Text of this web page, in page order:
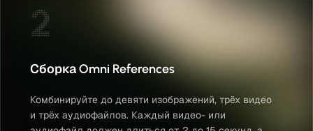
2
Сборка Omni References
Комбинируйте до девяти изображений, трёх видео
и трёх аудиофайлов. Каждый видео- или